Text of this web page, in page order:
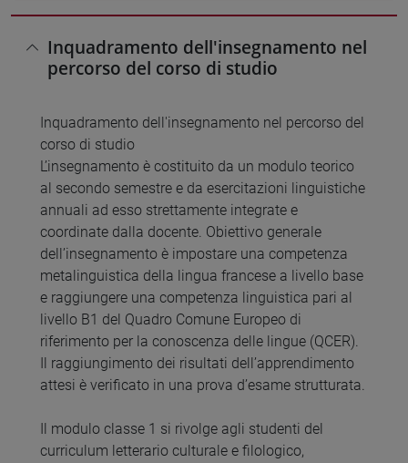
Inquadramento dell'insegnamento nel
percorso del corso di studio
Inquadramento dell'insegnamento nel percorso del
corso di studio
L’insegnamento è costituito da un modulo teorico
al secondo semestre e da esercitazioni linguistiche
annuali ad esso strettamente integrate e
coordinate dalla docente. Obiettivo generale
dell’insegnamento è impostare una competenza
metalinguistica della lingua francese a livello base
e raggiungere una competenza linguistica pari al
livello B1 del Quadro Comune Europeo di
riferimento per la conoscenza delle lingue (QCER).
Il raggiungimento dei risultati dell’apprendimento
attesi è verificato in una prova d’esame strutturata.
Il modulo classe 1 si rivolge agli studenti del
curriculum letterario culturale e filologico,